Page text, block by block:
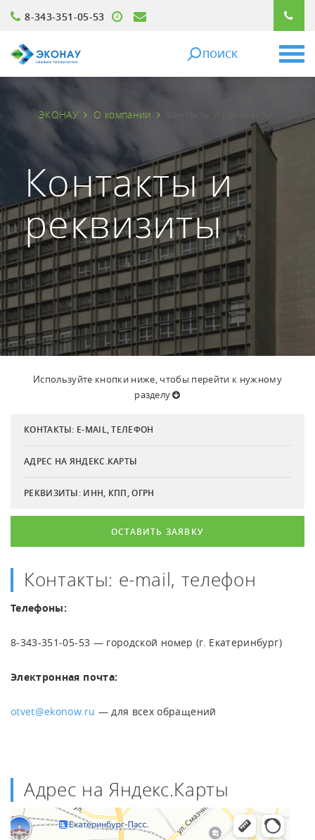
8-343-351-05-53
ПОИСК
ЭКОНАУ О компании Контакты и реквизиты
Контакты и
реквизиты
Используйте кнопки ниже, чтобы перейти к нужному
разделу
КОНТАКТЫ: E-MAIL, ТЕЛЕФОН
АДРЕС НА ЯНДЕКС.КАРТЫ
РЕКВИЗИТЫ: ИНН, КПП, ОГРН
ОСТАВИТЬ ЗАЯВКУ
Контакты: e-mail, телефон
Телефоны:
8-343-351-05-53 — городской номер (г. Екатеринбург)
Электронная почта:
otvet@ekonow.ru — для всех обращений
Адрес на Яндекс.Карты